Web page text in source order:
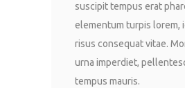
suscipit tempus erat
elementum turpis lorem,
risus consequat vitae.
urna imperdiet,
tempus mauris.